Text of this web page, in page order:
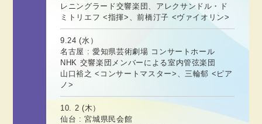
レニングラード交響楽団、アレクサンドル・ド
ミトリエフ <指揮>、前橋汀子 <ヴァイオリン>
9.24 (水）
名古屋 : 愛知県芸術劇場 コンサートホール
NHK 交響楽団メンバーによる室内管弦楽団
山口裕之 <コンサートマスター>、三輪郁 <ピア
ノ>
10. 2 (木）
仙台 : 宮城県民会館